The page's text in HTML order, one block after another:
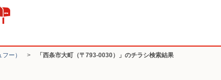
ー） > 「西条市大町（〒793-0030）」のチラシ検索結果